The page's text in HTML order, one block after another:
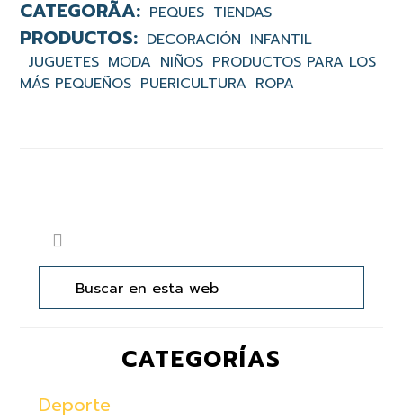
PEQUES TIENDAS
DECORACIÓN INFANTIL
JUGUETES MODA NIÑOS PRODUCTOS PARA LOS
MÁS PEQUEÑOS PUERICULTURA ROPA
lateral
principal
Buscar
en
web
CATEGORÍAS
Deporte